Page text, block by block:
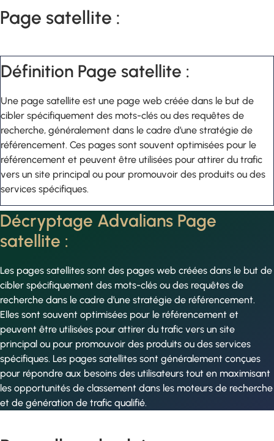
Page satellite :
Définition Page satellite :
Une page satellite est une page web créée dans le but de
cibler spécifiquement des mots-clés ou des requêtes de
recherche, généralement dans le cadre d’une stratégie de
référencement. Ces pages sont souvent optimisées pour le
référencement et peuvent être utilisées pour attirer du trafic
vers un site principal ou pour promouvoir des produits ou des
services spécifiques.
Décryptage Advalians Page
satellite :
Les pages satellites sont des pages web créées dans le but de
cibler spécifiquement des mots-clés ou des requêtes de
recherche dans le cadre d’une stratégie de référencement.
Elles sont souvent optimisées pour le référencement et
peuvent être utilisées pour attirer du trafic vers un site
principal ou pour promouvoir des produits ou des services
spécifiques. Les pages satellites sont généralement conçues
pour répondre aux besoins des utilisateurs tout en maximisant
les opportunités de classement dans les moteurs de recherche
et de génération de trafic qualifié.